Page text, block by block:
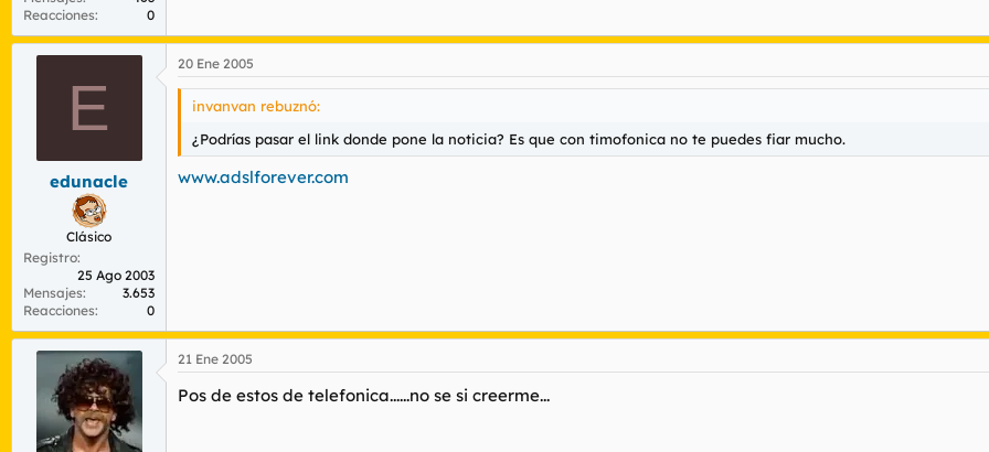
Reacciones
0
E
edunacle
Clásico
Registro
25 Ago 2003
Mensajes
3.653
Reacciones
0
20 Ene 2005
invanvan rebuznó:
¿Podrías pasar el link donde pone la noticia? Es que con timofonica no te puedes fiar mucho.
www.adslforever.com
21 Ene 2005
Pos de estos de telefonica......no se si creerme...